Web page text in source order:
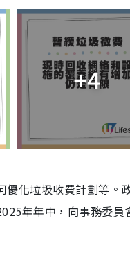
+4
優化垃圾收費計劃等。
年年中，向事務委員